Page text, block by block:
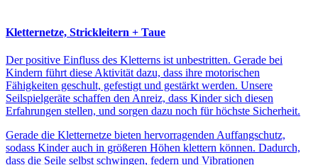
Kletternetze, Strickleitern + Taue
Der positive Einfluss des Kletterns ist unbestritten. Gerade bei
Kindern führt diese Aktivität dazu, dass ihre motorischen
Fähigkeiten geschult, gefestigt und gestärkt werden. Unsere
Seilspielgeräte schaffen den Anreiz, dass Kinder sich diesen
Erfahrungen stellen, und sorgen dazu noch für höchste Sicherheit.
Gerade die Kletternetze bieten hervorragenden Auffangschutz,
sodass Kinder auch in größeren Höhen klettern können. Dadurch,
dass die Seile selbst schwingen, federn und Vibrationen